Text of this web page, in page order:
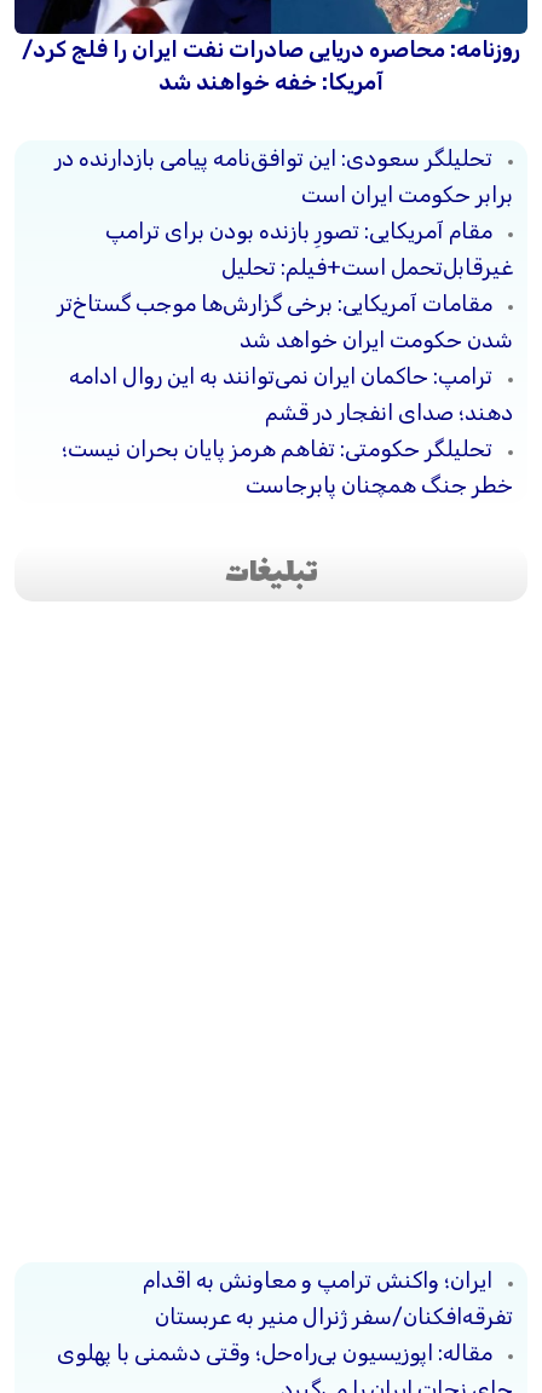
روزنامه: محاصره دریایی صادرات نفت ایران را فلج کرد/
آمریکا: خفه خواهند شد
تحلیلگر سعودی: این توافق‌نامه پیامی بازدارنده در
برابر حکومت ایران است
مقام آمریکایی: تصورِ بازنده بودن برای ترامپ
غیرقابل‌تحمل است+فیلم: تحلیل
مقامات آمریکایی: برخی گزارش‌ها موجب گستاخ‌تر
شدن حکومت ایران خواهد شد
ترامپ: حاکمان ایران نمی‌توانند به این روال ادامه
دهند؛ صدای انفجار در قشم
تحلیلگر حکومتی: تفاهم هرمز پایان بحران نیست؛
خطر جنگ همچنان پابرجاست
تبلیغات
ایران؛ واکنش ترامپ و معاونش به اقدام
تفرقه‌افکنان/سفر ژنرال منیر به عربستان
مقاله: اپوزیسیون بی‌راه‌حل؛ وقتی دشمنی با پهلوی